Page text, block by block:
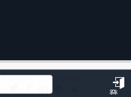
登
隐私政策